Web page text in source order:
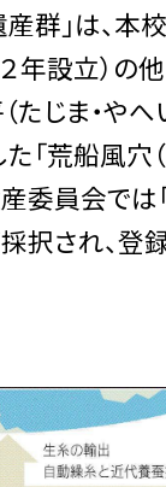
群」は、本
２年設立）
じま・やへ
荒船風穴（
委員会で
択され、登